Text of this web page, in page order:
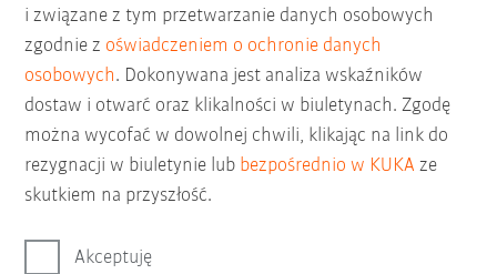
i związane z tym przetwarzanie danych osobowych
zgodnie z oświadczeniem o ochronie danych
osobowych. Dokonywana jest analiza wskaźników
dostaw i otwarć oraz klikalności w biuletynach. Zgodę
można wycofać w dowolnej chwili, klikając na link do
rezygnacji w biuletynie lub bezpośrednio w KUKA ze
skutkiem na przyszłość.
Akceptuję